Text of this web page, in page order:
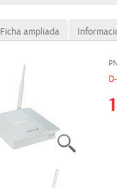
Ficha ampliada